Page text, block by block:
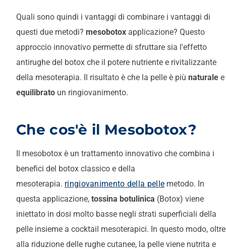
Quali sono quindi i vantaggi di combinare i vantaggi di
questi due metodi? mesobotox applicazione? Questo
approccio innovativo permette di sfruttare sia l'effetto
antirughe del botox che il potere nutriente e rivitalizzante
della mesoterapia. Il risultato è che la pelle è più naturale e
equilibrato un ringiovanimento.
Che cos'è il Mesobotox?
Il mesobotox è un trattamento innovativo che combina i
benefici del botox classico e della
mesoterapia. ringiovanimento della pelle metodo. In
questa applicazione, tossina botulinica (Botox) viene
iniettato in dosi molto basse negli strati superficiali della
pelle insieme a cocktail mesoterapici. In questo modo, oltre
alla riduzione delle rughe cutanee, la pelle viene nutrita e